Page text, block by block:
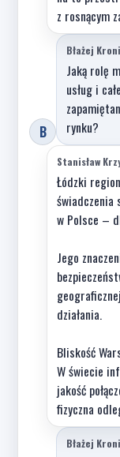
z rosnącym
B
Błażej
Jaką rolę
usług i
rynku?
Stanisław
Łódzki
świadczenia
w Polsce –
Jego
działania.
Bliskość
W świecie
jakość
fizyczna
Błażej